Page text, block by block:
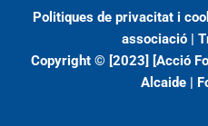
Politiques de privacitat i
associació|
Copyright © [2023] [Acció
Alcaide |